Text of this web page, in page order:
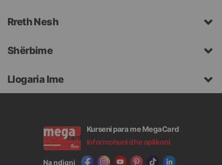
Rreth Nesh
Shërbime
Llogaria Ime
Kurseni para me MegaCard
Informohuni dhe aplikoni
Na ndiqni